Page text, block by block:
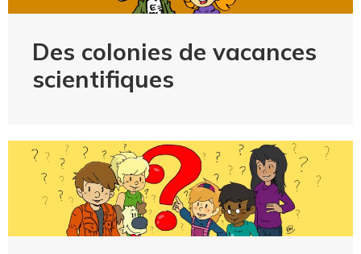
Des colonies de vacances
scientifiques